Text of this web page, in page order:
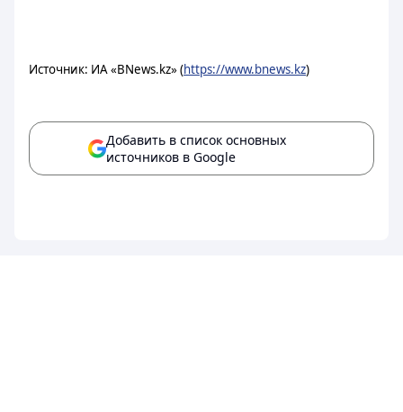
Источник: ИА «BNews.kz» (https://www.bnews.kz)
Добавить в список основных
источников в Google